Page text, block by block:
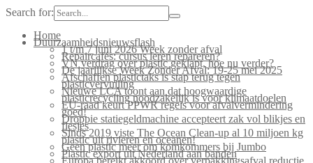
Search for:
Home
Duurzaamheidsnieuwsflash
1 t/m 7 juni 2026 Week zonder afval
Repaircafés: cursus leren repareren?
VN verdrag over plastic geklapt, hoe nu verder?
De jaarlijkse Week Zonder Afval: 19-25 mei 2025
Afschaffen plastictaks is stap terug tegen
plasticvervuiling
Nieuwe LCA toont aan dat hoogwaardige
plasticrecycling noodzakelijk is voor klimaatdoelen
EU-raad keurt PPWR regels voor afvalvermindering
goed!
Droppie statiegeldmachine accepteert zak vol blikjes en
flesjes
Sinds 2019 viste The Ocean Clean-up al 10 miljoen kg
plastic uit rivieren en oceanen!
Geen plastic meer om komkommers bij Jumbo
Plastic export uit Nederland aan banden
Europa bereikt akkoord over verpakkingsafval reductie